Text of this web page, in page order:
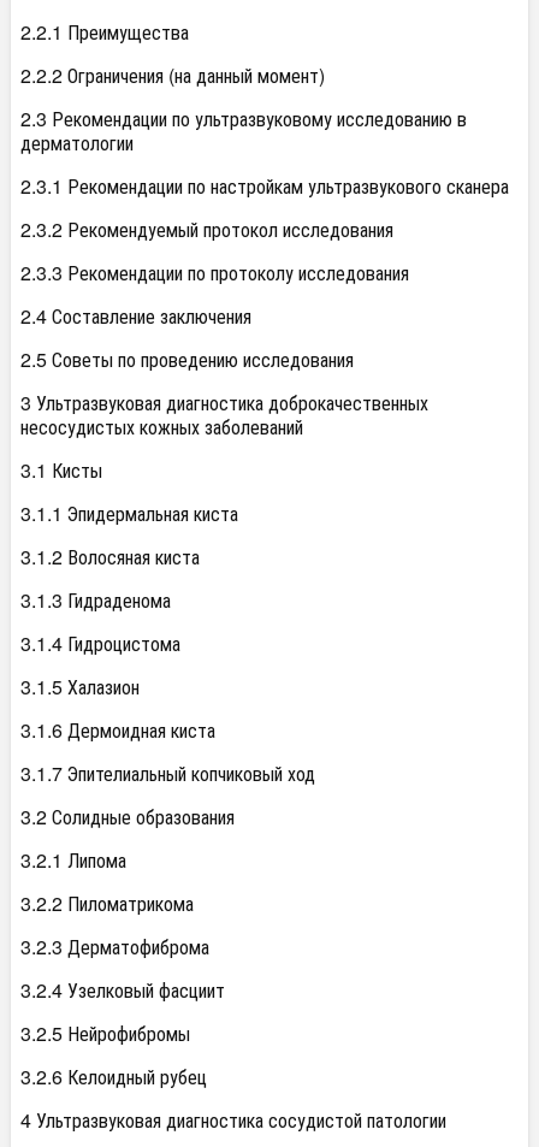
2.2.1 Преимущества
2.2.2 Ограничения (на данный момент)
2.3 Рекомендации по ультразвуковому исследованию в
дерматологии
2.3.1 Рекомендации по настройкам ультразвукового сканера
2.3.2 Рекомендуемый протокол исследования
2.3.3 Рекомендации по протоколу исследования
2.4 Составление заключения
2.5 Советы по проведению исследования
3 Ультразвуковая диагностика доброкачественных
несосудистых кожных заболеваний
3.1 Кисты
3.1.1 Эпидермальная киста
3.1.2 Волосяная киста
3.1.3 Гидраденома
3.1.4 Гидроцистома
3.1.5 Халазион
3.1.6 Дермоидная киста
3.1.7 Эпителиальный копчиковый ход
3.2 Солидные образования
3.2.1 Липома
3.2.2 Пиломатрикома
3.2.3 Дерматофиброма
3.2.4 Узелковый фасциит
3.2.5 Нейрофибромы
3.2.6 Келоидный рубец
4 Ультразвуковая диагностика сосудистой патологии